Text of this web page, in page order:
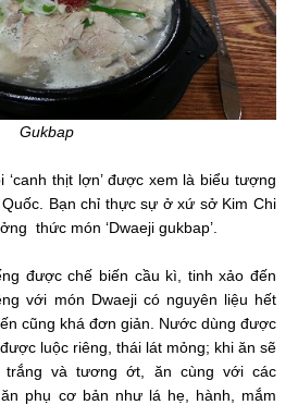
Gukbap
‘canh thịt lợn’ được xem là biểu tượng
Bạn chỉ thực sự ở xứ sở Kim Chi
thức món ‘Dwaeji gukbap’.
được chế biến cầu kì, tinh xảo đến
với món Dwaeji có nguyên liệu hết
cũng khá đơn giản. Nước dùng được
luộc riêng, thái lát mỏng; khi ăn sẽ
trắng và tương ớt, ăn cùng với các
phụ cơ bản như lá hẹ, hành, mắm